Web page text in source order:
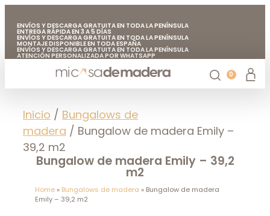
ENVÍOS Y DESCARGA GRATUITA EN TODA LA PENÍNSULA
ENTREGA RÁPIDA EN 3 A 5 DÍAS
ENVÍOS Y DESCARGA GRATUITA EN TODA LA PENÍNSULA
MONTAJE DISPONIBLE EN TODA ESPAÑA
ENVÍOS Y DESCARGA GRATUITA EN TODA LA PENÍNSULA
ATENCIÓN PERSONALIZADA POR WHATSAPP
FABRICADO EN EUROPA CON MADERA DE CALIDAD
ENVÍOS Y DESCARGA GRATUITA EN TODA LA PENÍNSULA
0
Inicio / Bungalows de
madera / Bungalow de madera Emily –
39,2 m2
Bungalow de madera Emily – 39,2
m2
Home» Bungalows de madera » Bungalow de madera
Emily – 39,2 m2